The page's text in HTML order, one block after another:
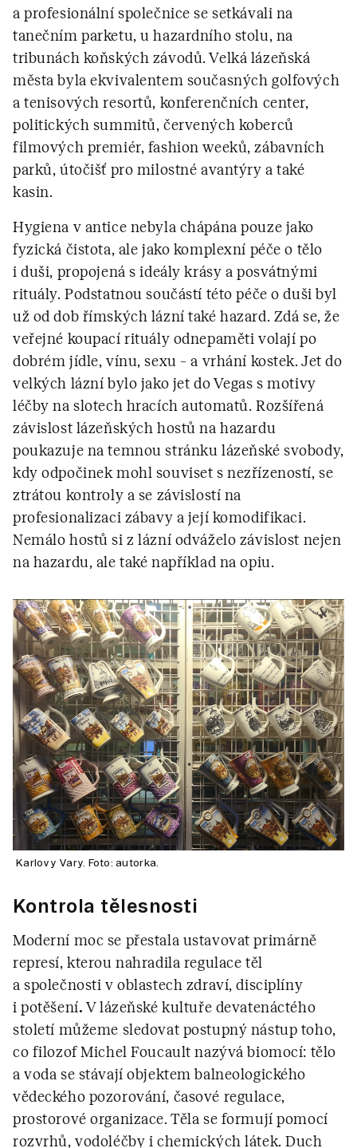
a profesionální společnice se setkávali na
tanečním parketu, u hazardního stolu, na
tribunách koňských závodů. Velká lázeňská
města byla ekvivalentem současných golfových
a tenisových resortů, konferenčních center,
politických summitů, červených koberců
filmových premiér, fashion weeků, zábavních
parků, útočišť pro milostné avantýry a také
kasin.
Hygiena v antice nebyla chápána pouze jako
fyzická čistota, ale jako komplexní péče o tělo
i duši, propojená s ideály krásy a posvátnými
rituály. Podstatnou součástí této péče o duši byl
už od dob římských lázní také hazard. Zdá se, že
veřejné koupací rituály odnepaměti volají po
dobrém jídle, vínu, sexu – a vrhání kostek. Jet do
velkých lázní bylo jako jet do Vegas s motivy
léčby na slotech hracích automatů. Rozšířená
závislost lázeňských hostů na hazardu
poukazuje na temnou stránku lázeňské svobody,
kdy odpočinek mohl souviset s nezřízeností, se
ztrátou kontroly a se závislostí na
profesionalizaci zábavy a její komodifikaci.
Nemálo hostů si z lázní odváželo závislost nejen
na hazardu, ale také například na opiu.
Karlovy Vary. Foto: autorka.
Kontrola tělesnosti
Moderní moc se přestala ustavovat primárně
represí, kterou nahradila regulace těl
a společnosti v oblastech zdraví, disciplíny
i potěšení. V lázeňské kultuře devatenáctého
století můžeme sledovat postupný nástup toho,
co filozof Michel Foucault nazývá biomocí: tělo
a voda se stávají objektem balneologického
vědeckého pozorování, časové regulace,
prostorové organizace. Těla se formují pomocí
rozvrhů, vodoléčby i chemických látek. Duch